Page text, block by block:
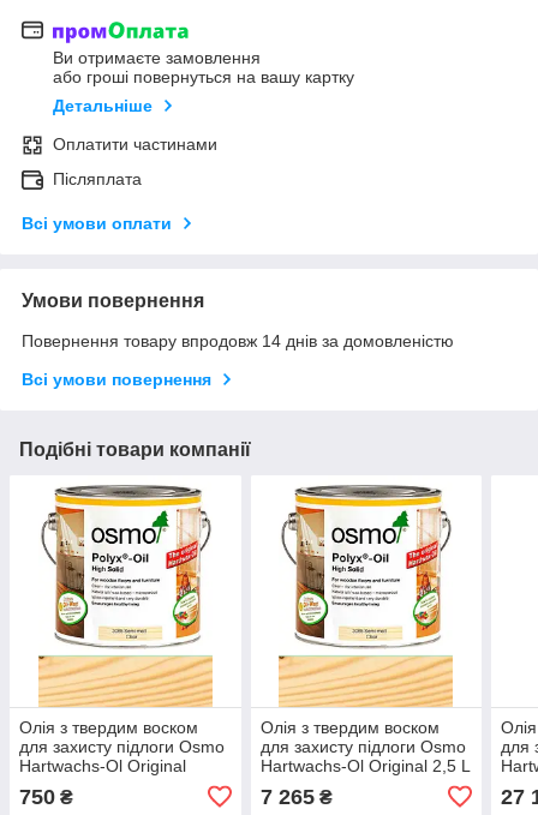
Ви отримаєте замовлення
або гроші повернуться на вашу картку
Детальніше
Оплатити частинами
Післяплата
Всі умови оплати
Умови повернення
Повернення товару впродовж 14 днів за домовленістю
Всі умови повернення
Подібні товари компанії
Олія з твердим воском
для захисту підлоги Osmo
Hartwachs-Ol Original
0,125 L Напівматова 3065
(4006850682492)
750 ₴
Олія з твердим воском
для захисту підлоги Osmo
Hartwachs-Ol Original 2,5 L
(4006850674411)
7 265₴
для
27